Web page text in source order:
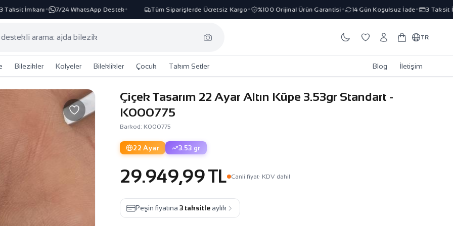
İmkanı✦ 7/24 WhatsApp Destek ✦ Tüm Siparişlerde Ücretsiz Kargo✦ %100 Orijinal Ürün Garantisi ✦ 14 Gün Koşulsuz İade✦ 3 Taksit
TR
Bilezikler Kolyeler Bileklikler Çocuk Takım Setler Blog İletişim
Çiçek Tasarım 22 Ayar Altın Küpe 3.53gr Standart -
K000775
Barkod: K000775
22 Ayar 3.53 gr
29.949,99 TL Canli fiyat· KDV dahil
Peşin fiyatına3 taksitle aylık